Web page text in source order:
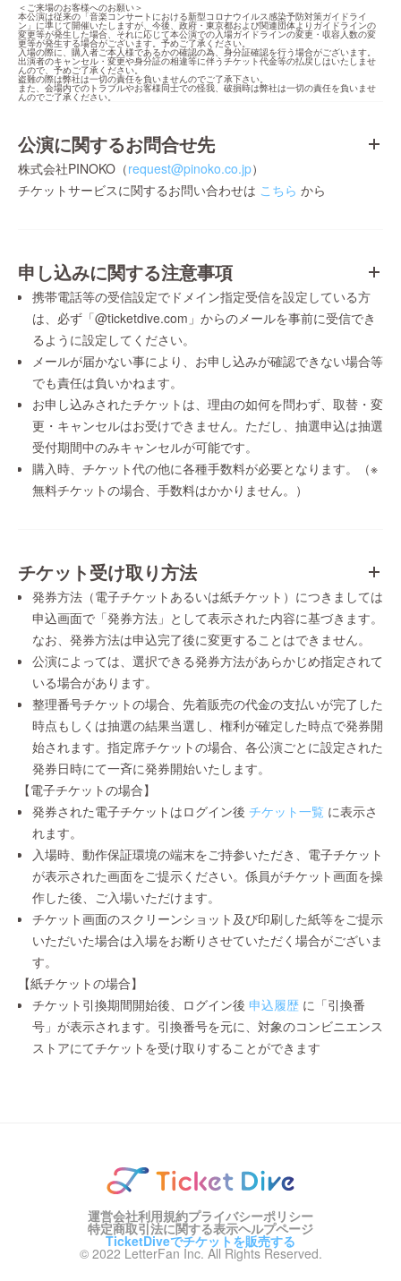
＜ご来場のお客様へのお願い＞
本公演は従来の「音楽コンサートにおける新型コロナウイルス感染予防対策ガイドライ
ン」に準じて開催いたしますが、今後、政府・東京都および関連団体よりガイドラインの
変更等が発生した場合、それに応じて本公演での入場ガイドラインの変更・収容人数の変
更等が発生する場合がございます。予めご了承ください。
入場の際に、購入者ご本人様であるかの確認の為、身分証確認を行う場合がございます。
出演者のキャンセル・変更や身分証の相違等に伴うチケット代金等の払戻しはいたしませ
んので、予めご了承ください。
盗難の際は弊社は一切の責任を負いませんのでご了承下さい。
また、会場内でのトラブルやお客様同士での怪我、破損時は弊社は一切の責任を負いませ
んのでご了承ください。
公演に関するお問合せ先
株式会社PINOKO（request@pinoko.co.jp）
チケットサービスに関するお問い合わせは こちら から
申し込みに関する注意事項
携帯電話等の受信設定でドメイン指定受信を設定している方
は、必ず「@ticketdive.com」からのメールを事前に受信でき
るように設定してください。
メールが届かない事により、お申し込みが確認できない場合等
でも責任は負いかねます。
お申し込みされたチケットは、理由の如何を問わず、取替・変
更・キャンセルはお受けできません。ただし、抽選申込は抽選
受付期間中のみキャンセルが可能です。
購入時、チケット代の他に各種手数料が必要となります。（※
無料チケットの場合、手数料はかかりません。）
チケット受け取り方法
発券方法（電子チケットあるいは紙チケット）につきましては
申込画面で「発券方法」として表示された内容に基づきます。
なお、発券方法は申込完了後に変更することはできません。
公演によっては、選択できる発券方法があらかじめ指定されて
いる場合があります。
整理番号チケットの場合、先着販売の代金の支払いが完了した
時点もしくは抽選の結果当選し、権利が確定した時点で発券開
始されます。指定席チケットの場合、各公演ごとに設定された
発券日時にて一斉に発券開始いたします。
【電子チケットの場合】
発券された電子チケットはログイン後 チケット一覧 に表示さ
れます。
入場時、動作保証環境の端末をご持参いただき、電子チケット
が表示された画面をご提示ください。係員がチケット画面を操
作した後、ご入場いただけます。
チケット画面のスクリーンショット及び印刷した紙等をご提示
いただいた場合は入場をお断りさせていただく場合がございま
す。
【紙チケットの場合】
チケット引換期間開始後、ログイン後 申込履歴 に「引換番
号」が表示されます。引換番号を元に、対象のコンビニエンス
ストアにてチケットを受け取りすることができます
運営会社利用規約プライバシーポリシー
特定商取引法に関する表示ヘルプページ
TicketDiveでチケットを販売する
© 2022 LetterFan Inc. All Rights Reserved.